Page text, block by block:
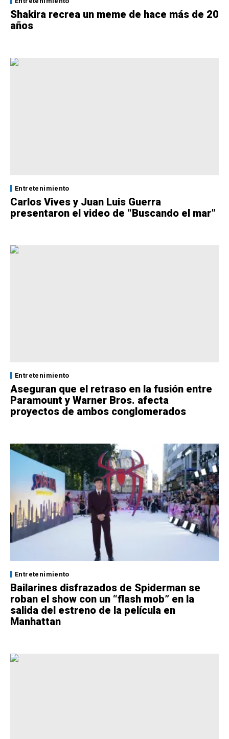
Shakira recrea un meme de hace más de 20
años
Entretenimiento
Carlos Vives y Juan Luis Guerra
presentaron el video de “Buscando el mar”
Entretenimiento
Aseguran que el retraso en la fusión entre
Paramount y Warner Bros. afecta
proyectos de ambos conglomerados
Entretenimiento
Bailarines disfrazados de Spiderman se
roban el show con un “flash mob” en la
salida del estreno de la película en
Manhattan